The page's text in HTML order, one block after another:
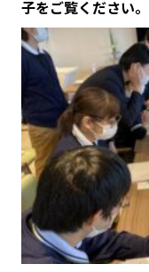
子をご覧ください。